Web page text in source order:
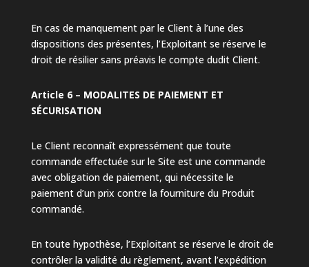
En cas de manquement par le Client à l’une des
dispositions des présentes, l’Exploitant se réserve le
droit de résilier sans préavis le compte dudit Client.
Article 6 – MODALITES DE PAIEMENT ET
SÉCURISATION
Le Client reconnaît expressément que toute
commande effectuée sur le Site est une commande
avec obligation de paiement, qui nécessite le
paiement d’un prix contre la fourniture du Produit
commandé.
En toute hypothèse, l’Exploitant se réserve le droit de
contrôler la validité du règlement, avant l’expédition